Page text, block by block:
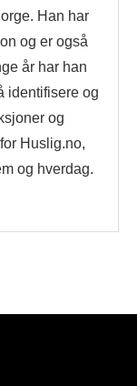
Han har
og er også
år har han
identifisere og
og
Huslig.no,
og hverdag.